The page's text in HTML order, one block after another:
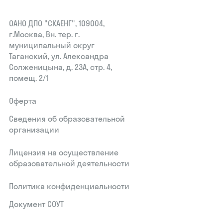
ОАНО ДПО "СКАЕНГ", 109004,
г.Москва, Вн. тер. г.
муниципальный округ
Таганский, ул. Александра
Солженицына, д. 23А, стр. 4,
помещ. 2/1
Оферта
Сведения об образовательной
организации
Лицензия на осуществление
образовательной деятельности
Политика конфиденциальности
Документ СОУТ